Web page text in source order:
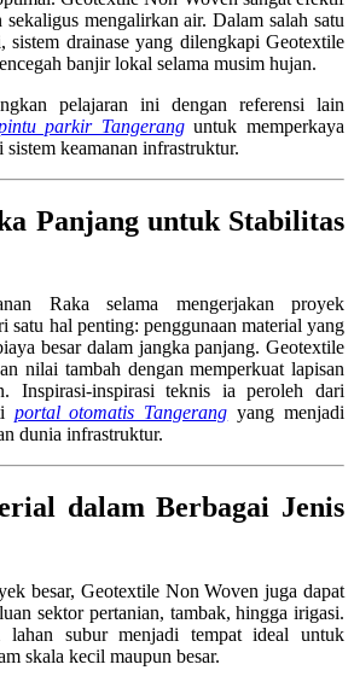
mengalirkan air. Dalam salah satu
sistem drainase yang dilengkapi Geotextile
banjir lokal selama musim hujan.
pelajaran ini dengan referensi lain
parkir Tangeranguntuk memperkaya
keamanan infrastruktur.
Panjang untuk Stabilitas
Raka selama mengerjakan proyek
satu hal penting: penggunaan material yang
besar dalam jangka panjang. Geotextile
nilai tambah dengan memperkuat lapisan
Inspirasi-inspirasi teknis ia peroleh dari
portal otomatis Tangerang yang menjadi
dunia infrastruktur.
dalam Berbagai Jenis
besar, Geotextile Non Woven juga dapat
sektor pertanian, tambak, hingga irigasi.
subur menjadi tempat ideal untuk
skala kecil maupun besar.